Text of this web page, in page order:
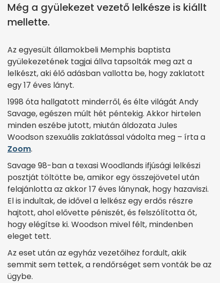
Még a gyülekezet vezető lelkésze is kiállt
mellette.
Az egyesült államokbeli Memphis baptista
gyülekezetének tagjai állva tapsolták meg azt a
lelkészt, aki élő adásban vallotta be, hogy zaklatott
egy 17 éves lányt.
1998 óta hallgatott minderről, és élte világát Andy
Savage, egészen múlt hét péntekig. Akkor hirtelen
minden eszébe jutott, miután áldozata Jules
Woodson szexuális zaklatással vádolta meg – írta a
Zoom.
Savage 98-ban a texasi Woodlands ifjúsági lelkészi
posztját töltötte be, amikor egy összejövetel után
felajánlotta az akkor 17 éves lánynak, hogy hazaviszi.
El is indultak, de idővel a lelkész egy erdős részre
hajtott, ahol elővette péniszét, és felszólította őt,
hogy elégítse ki. Woodson mivel félt, mindenben
eleget tett.
Az eset után az egyház vezetőihez fordult, akik
semmit sem tettek, a rendőrséget sem vonták be az
ügybe.